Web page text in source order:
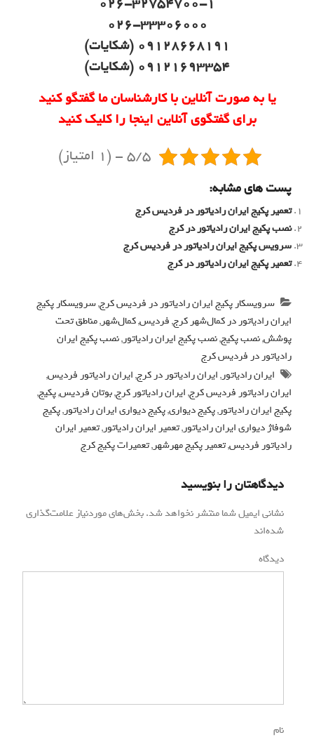
026-33306000
09128668191 (شکایات)
09121693354 (شکایات)
یا به صورت آنلاین با کارشناسان ما گفتگو کنید
برای گفتگوی آنلاین اینجا را کلیک کنید
5/5 - (1 امتیاز)
پست های مشابه:
تعمیر پکیج ایران رادیاتور در فردیس کرج
نصب پکیج ایران رادیاتور در کرج
سرویس پکیج ایران رادیاتور در فردیس کرج
تعمیر پکیج ایران رادیاتور در کرج
سرویسکار پکیج ایران رادیاتور در فردیس کرج,سرویسکار پکیج
ایران رادیاتور در کمال‌شهر کرج,فردیس,کمال‌شهر,مناطق تحت
پوشش,نصب پکیج,نصب پکیج ایران رادیاتور,نصب پکیج ایران
رادیاتور در فردیس کرج
ایران رادیاتور,ایران رادیاتور در کرج,ایران رادیاتور فردیس,
ایران رادیاتور فردیس کرج,ایران رادیاتور کرج,بوتان فردیس,پکیج,
پکیج ایران رادیاتور,پکیج دیواری,پکیج دیواری ایران رادیاتور,پکیج
شوفاژ دیواری ایران رادیاتور,تعمیر ایران رادیاتور,تعمیر ایران
رادیاتور فردیس,تعمیر پکیج مهرشهر,تعمیرات پکیج کرج
دیدگاهتان را بنویسید
نشانی ایمیل شما منتشر نخواهد شد.بخش‌های موردنیاز علامت‌گذاری
شده‌اند
دیدگاه
نام